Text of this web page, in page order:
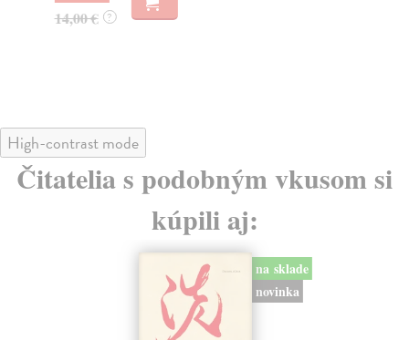
14,00 € ?
High-contrast mode
Čitatelia s podobným vkusom si
kúpili aj:
na sklade
novinka